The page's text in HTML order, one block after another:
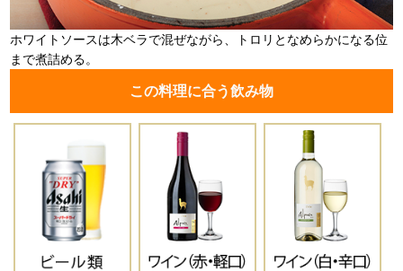
ホワイトソースは木ベラで混ぜながら、トロリとなめらかになる位
まで煮詰める。
この料理に合う飲み物